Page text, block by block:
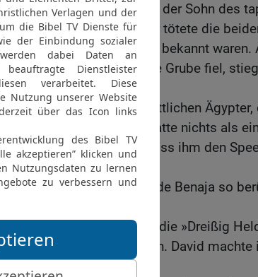
20 Benaja aus Kabzeel war der Sohn des
vollbrachte große Taten. Er tötete die
die als »Löwen von Moab« bekannt waren.
Schneetag ein Löwe in eine Grube fiel,
und erschlug ihn.
21 Er tötete auch einen stattlichen
bewaffnet war. Er selbst hatte nichts als
ging auf den Ägypter los, riss ihm den
durchbohrte ihn damit.
22 Durch solche Taten wurde Benaja so
Er war angesehener als die »Dreißig
»Drei« reichte er nicht heran. David